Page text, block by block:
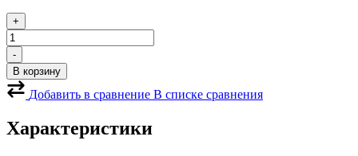
+
Количество
товара
Пошаговые
плиты
галька
-
В корзину
Добавить в сравнение В списке сравнения
Характеристики